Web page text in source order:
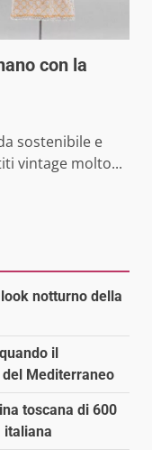
con la
sostenibile e
vintage molto...
notturno della
il
Mediterraneo
toscana di 600
italiana